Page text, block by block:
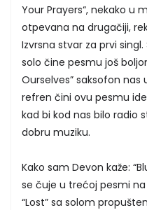
Your Prayers“, nekako u
otpevana na drugačiji,
Izvrsna stvar za prvi
solo čine pesmu još
Ourselves” saksofon nas
refren čini ovu pesmu
kad bi kod nas bilo radio
dobru muziku.
Kako sam Devon kaže:
se čuje u trećoj pesmi na
“Lost” sa solom